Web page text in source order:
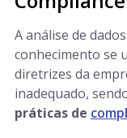
A análise de
conhecimento se
diretrizes da
inadequado,
práticas de